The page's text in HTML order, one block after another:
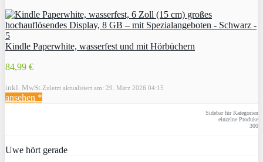
Kindle Paperwhite, wasserfest und mit Hörbüchern
84,99 €
inkl. MwSt. Zuletzt aktualisiert am: 29. März 2026 04:15
ansehen *
Sidebar für Kategorien
einzelne Produke
300
Uwe hört gerade